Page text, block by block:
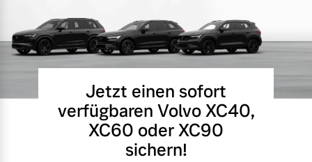
Jetzt einen sofort
verfügbaren Volvo XC40,
XC60 oder XC90
sichern!